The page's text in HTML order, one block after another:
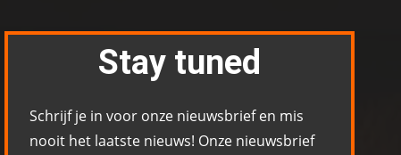
Stay tuned
Schrijf je in voor onze nieuwsbrief en mis
nooit het laatste nieuws! Onze nieuwsbrief